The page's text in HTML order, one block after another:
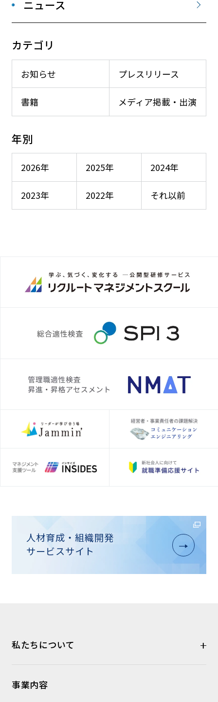
ニュース
カテゴリ
お知らせ プレスリリース
メディア掲載・出演
書籍
年別
2026年 2025年 2024年
2023年 2022年 それ以前
人材育成・組織開発
サービスサイト
私たちについて
事業内容